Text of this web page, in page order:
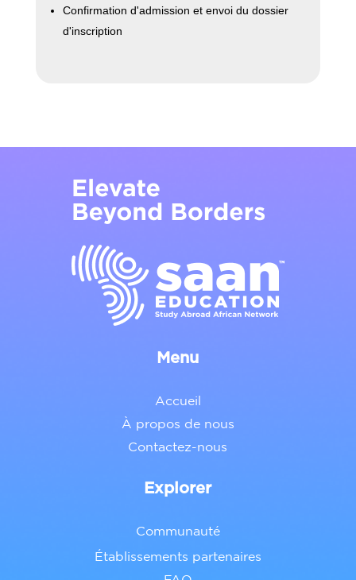
Confirmation d'admission et envoi du dossier
d'inscription
Menu
Accueil
À propos de nous
Contactez-nous
Explorer
Communauté
Établissements partenaires